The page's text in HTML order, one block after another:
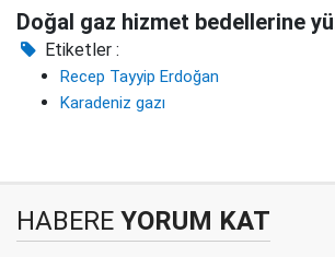
Doğal gaz hizmet bedellerine
Etiketler :
Recep Tayyip Erdoğan
Karadeniz gazı
HABERE YORUM KAT